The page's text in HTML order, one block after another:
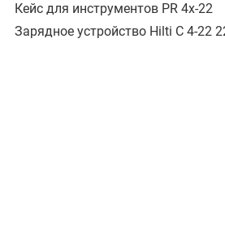
Кейс для инструментов PR 4x-22
Зарядное устройство Hilti C 4-22